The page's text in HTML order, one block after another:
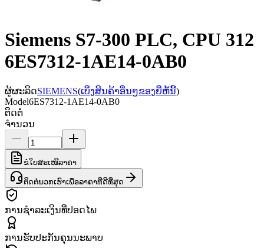
Siemens S7-300 PLC, CPU 312
6ES7312-1AE14-0AB0
ຜູ້ຜະລິດSIEMENS(ເບິ່ງສິນຄ້າອື່ນໆຂອງຍີ່ຫໍ້ນີ້)
Model6ES7312-1AE14-0AB0
ຕິດຕໍ່
ຈຳນວນ
ຂໍໃບສະເໜີລາຄາ
ຕິດຕໍ່ພວກເຮົາເພື່ອລາຄາທີ່ດີທີ່ສຸດ
ການຊຳລະເງິນທີ່ປອດໄພ
ການຮັບປະກັນຄຸນນະພາບ